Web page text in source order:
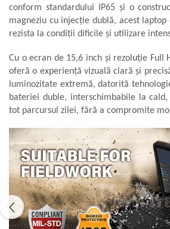
conform standardului IP65 și o
magneziu cu injecție dublă, acest
rezista la condiții dificile și utilizare
Cu o ecran de 15,6 inch și rezoluție Full
oferă o experiență vizuală clară și
luminozitate extremă, datorită
bateriei duble, interschimbabile la
tot parcursul zilei, fără a compromite